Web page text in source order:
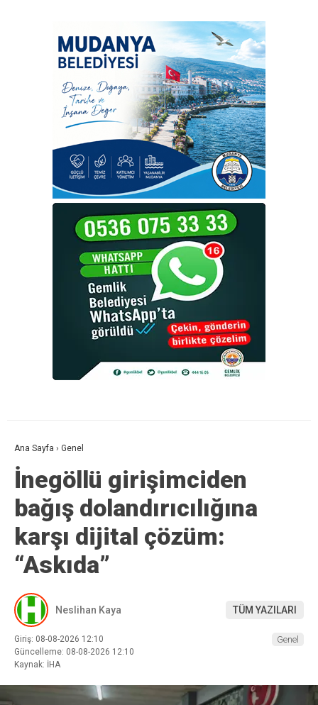
Ana Sayfa › Genel
İnegöllü girişimciden
bağış dolandırıcılığına
karşı dijital çözüm:
“Askıda”
Neslihan Kaya TÜM YAZILARI
Giriş: 08-08-2026 12:10
Güncelleme: 08-08-2026 12:10
Kaynak: İHA
Genel